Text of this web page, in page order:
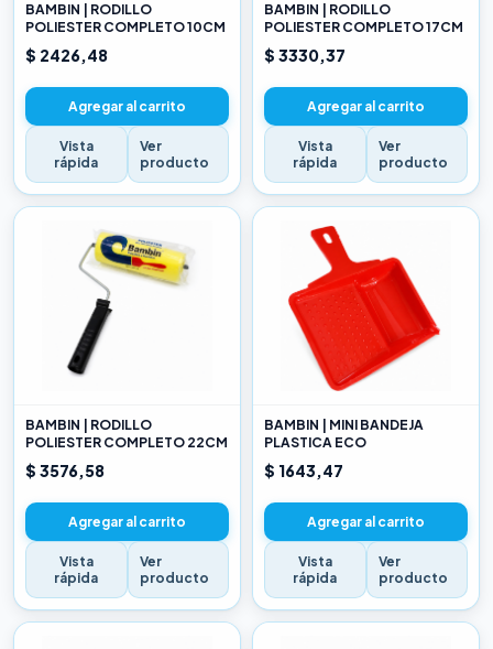
BAMBIN | RODILLO
POLIESTER COMPLETO 10CM
$ 2426,48
Agregar al carrito
Vista
rápida
Ver
producto
BAMBIN | RODILLO
POLIESTER COMPLETO 17CM
$ 3330,37
Agregar al carrito
Vista
rápida
Ver
producto
BAMBIN | RODILLO
POLIESTER COMPLETO 22CM
$ 3576,58
Agregar al carrito
Vista
rápida
Ver
producto
BAMBIN | MINI BANDEJA
PLASTICA ECO
$ 1643,47
Agregar al carrito
Vista
rápida
Ver
producto